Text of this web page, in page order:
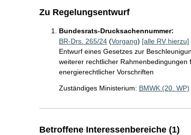
Zu Regelungsentwurf
Bundesrats-Drucksachennummer:
BR-Drs. 265/24(Vorgang) [alle RV hierzu]
Entwurf eines Gesetzes zur
weiterer rechtlicher
energierechtlicher Vorschriften
Zuständiges Ministerium: BMWK (20. WP)
Betroffene Interessenbereiche (1)